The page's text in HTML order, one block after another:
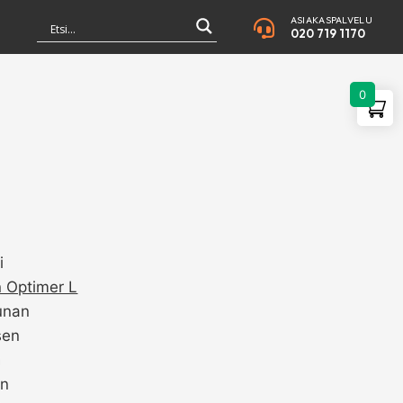
ASIAKASPALVELU
020 719 1170
Optimer L
0